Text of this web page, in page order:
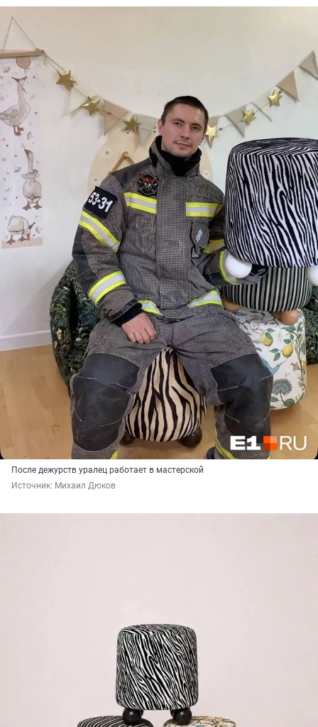
После дежурств уралец работает в мастерской
Источник: Михаил Дюков